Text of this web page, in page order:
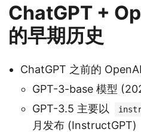
ChatGPT +
的早期历史
ChatGPT 之前的
GPT-3-base 模型
GPT-3.5 主要以
月发布 (InstructGPT)